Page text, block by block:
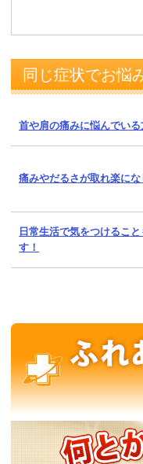
同じ症状でお悩
首や肩の痛みに悩んでい
痛みやだるさが取れ楽にな
日常生活で気をつけるこ
す！